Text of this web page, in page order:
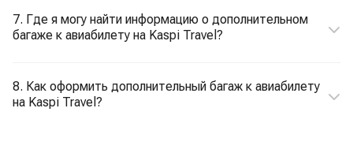
7. Где я могу найти информацию о дополнительном
багаже к авиабилету на Kaspi Travel?
8. Как оформить дополнительный багаж к авиабилету
на Kaspi Travel?